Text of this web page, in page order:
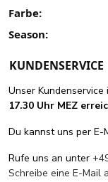
Farbe:
Season:
KUNDENSERVICE
Unser Kundenservice
17.30 Uhr MEZ
Du kannst uns per
Rufe uns an unter
Schreibe eine E-Mail